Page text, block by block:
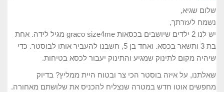
שלום שגיא,
נשמח לעזרתך,
יש לנו 2 ילדים שיושבים בכסאות graco size4me מגיל לידה. אחת
בת 3 ותשאר בכסא. ואחד בן 5, חשבנו להעביר אותו לבוסטר. כדי
שיהיה מקום לתינוק שמגיע והתינוק יעבור לכסא בטיחות.
שאלתנו, על איזה בוסטר הכי צר ובטוח היית ממליץ? בדיוק
מחפשים אוטו חדש במטרה שנצליח להכניס את שלושתם מאחורה.